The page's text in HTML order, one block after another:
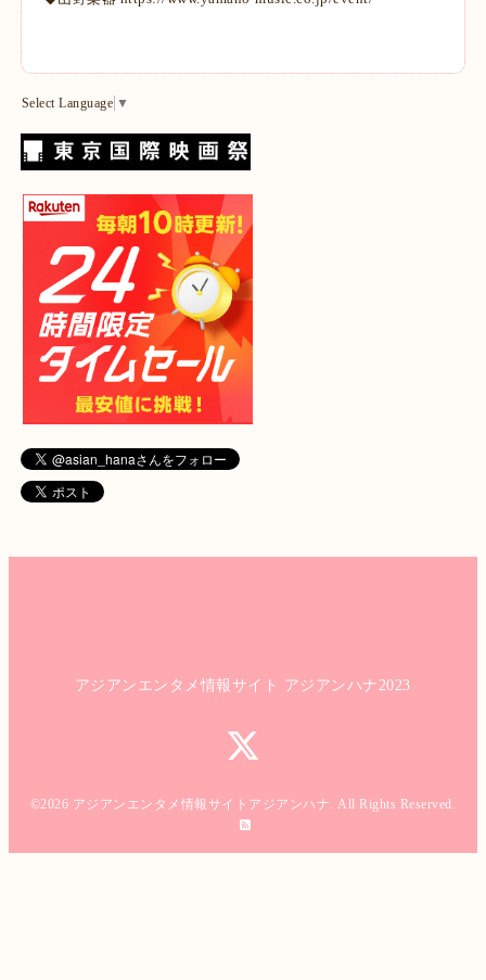
Select Language ▼
アジアンエンタメ情報サイト アジアンハナ2023
©2026 アジアンエンタメ情報サイトアジアンハナ. All Rights Reserved.